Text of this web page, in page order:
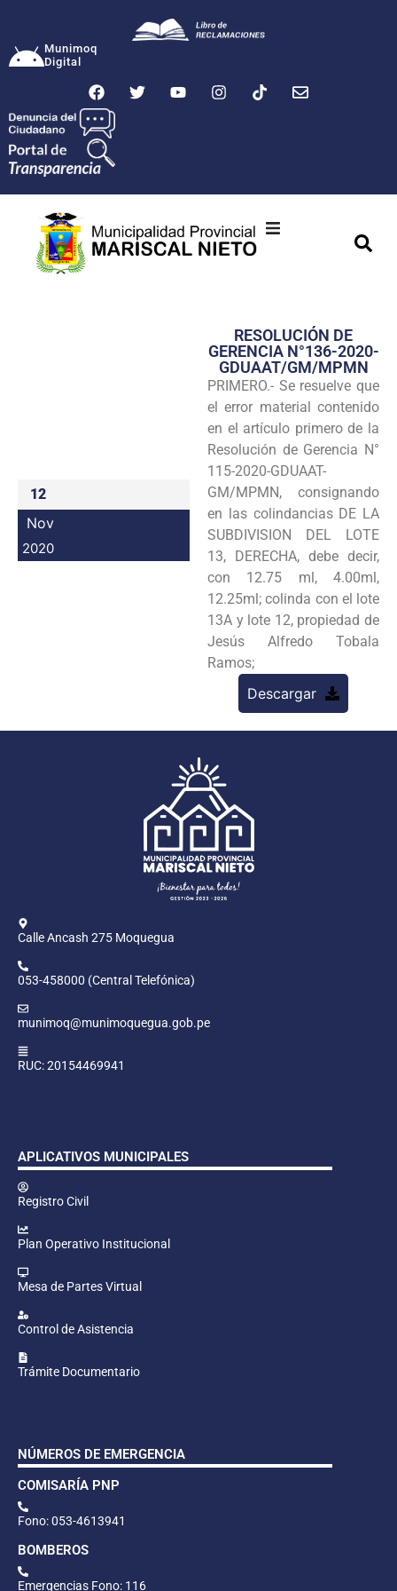
Munimoq
Digital
Transparencia
Seguridad
Programas
Intranet
12
Nov
2020
RESOLUCIÓN DE
GERENCIA N°136-2020-
GDUAAT/GM/MPMN
PRIMERO.- Se resuelve que
el error material contenido
en el artículo primero de la
Resolución de Gerencia N°
115-2020-GDUAAT-
GM/MPMN, consignando
en las colindancias DE LA
SUBDIVISION DEL LOTE
13, DERECHA, debe decir,
con 12.75 ml, 4.00ml,
12.25ml; colinda con el lote
13A y lote 12, propiedad de
Jesús Alfredo Tobala
Ramos;
Descargar
Calle Ancash 275 Moquegua
053-458000 (Central Telefónica)
munimoq@munimoquegua.gob.pe
RUC: 20154469941
APLICATIVOS MUNICIPALES
Registro Civil
Plan Operativo Institucional
Mesa de Partes Virtual
Control de Asistencia
Trámite Documentario
NÚMEROS DE EMERGENCIA
COMISARÍA PNP
Fono: 053-4613941
BOMBEROS
Emergencias Fono: 116